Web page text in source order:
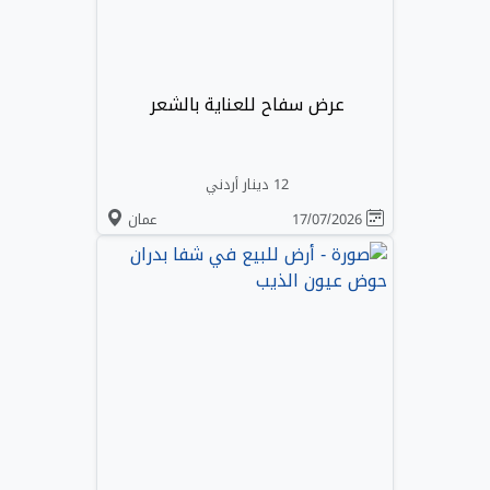
عرض سفاح للعناية بالشعر
12 دينار أردني
عمان